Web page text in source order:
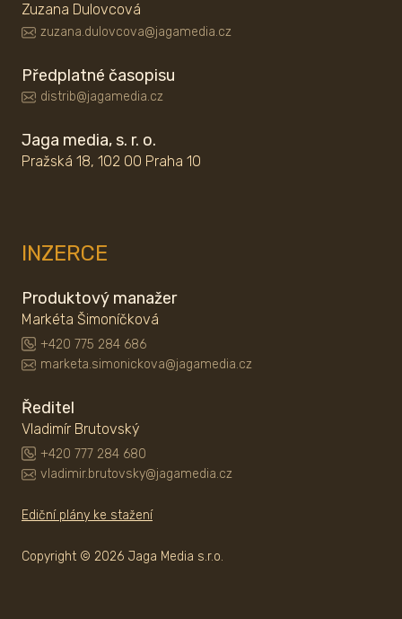
Zuzana Dulovcová
zuzana.dulovcova@jagamedia.cz
Předplatné časopisu
distrib@jagamedia.cz
Jaga media, s. r. o.
Pražská 18, 102 00 Praha 10
INZERCE
Produktový manažer
Markéta Šimoníčková
+420 775 284 686
marketa.simonickova@jagamedia.cz
Ředitel
Vladimír Brutovský
+420 777 284 680
vladimir.brutovsky@jagamedia.cz
Ediční plány ke stažení
Copyright © 2026 Jaga Media s.r.o.